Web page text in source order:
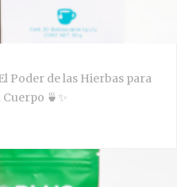
Poder de las Hierbas para
🍵✨